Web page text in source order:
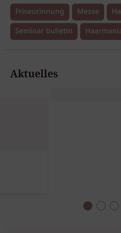
Friseurinnung Messe
Seminar bulletin
Aktuelles